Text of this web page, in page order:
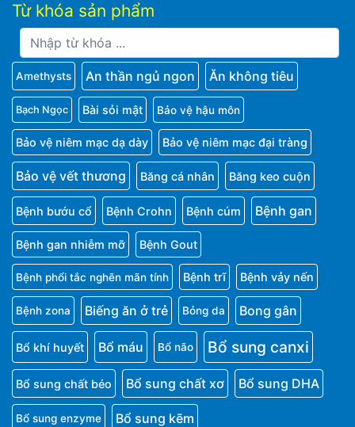
Từ khóa sản phẩm
Amethysts An thần ngủ ngon Ăn không tiêu
Bạch Ngọc Bài sỏi mật Bảo vệ hậu môn
Bảo vệ niêm mạc dạ dày Bảo vệ niêm mạc đại tràng
Bảo vệ vết thương Băng cá nhân Băng keo cuộn
Bệnh bướu cổ Bệnh Crohn Bệnh cúm Bệnh gan
Bệnh gan nhiễm mỡ Bệnh Gout
Bệnh phổi tắc nghẽn mãn tính Bệnh trĩ Bệnh vảy nến
Bệnh zona Biếng ăn ở trẻ Bỏng da Bong gân
Bổ khí huyết Bổ máu Bổ não Bổ sung canxi
Bổ sung chất béo Bổ sung chất xơ Bổ sung DHA
Bổ sung enzyme Bổ sung kẽm